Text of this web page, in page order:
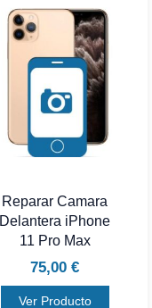
Reparar Camara
Delantera iPhone
11 Pro Max
75,00 €
Ver Producto